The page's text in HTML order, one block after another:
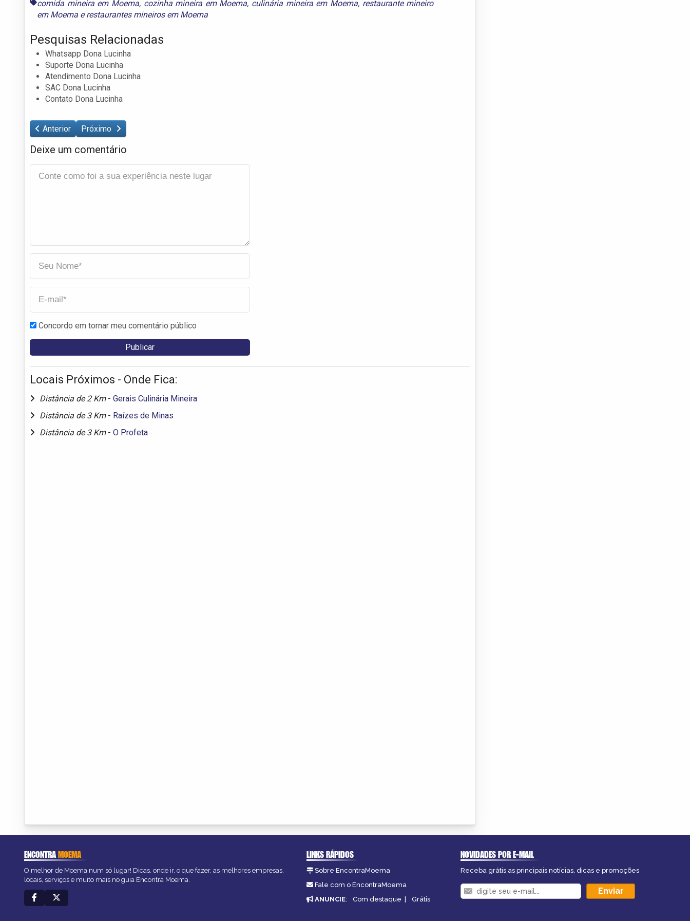
comida mineira em Moema, cozinha mineira em Moema, culinária mineira em Moema, restaurante mineiro
em Moema erestaurantes mineiros em Moema
Pesquisas Relacionadas
Whatsapp Dona Lucinha
Suporte Dona Lucinha
Atendimento Dona Lucinha
SAC Dona Lucinha
Contato Dona Lucinha
Anterior Próximo
Deixe um comentário
Concordo em tornar meu comentário público
Locais Próximos - Onde Fica:
Distância de 2 Km - Gerais Culinária Mineira
Distância de 3 Km - Raízes de Minas
Distância de 3 Km - O Profeta
ENCONTRAMOEMA
O melhor de Moema num só lugar! Dicas, onde ir, o que fazer, as melhores empresas,
locais, serviços e muito mais no guia Encontra Moema.
LINKS RÁPIDOS
Sobre EncontraMoema
Fale com o EncontraMoema
ANUNCIE: Com destaque | Grátis
NOVIDADES POR E-MAIL
Receba grátis as principais notícias, dicas e promoções